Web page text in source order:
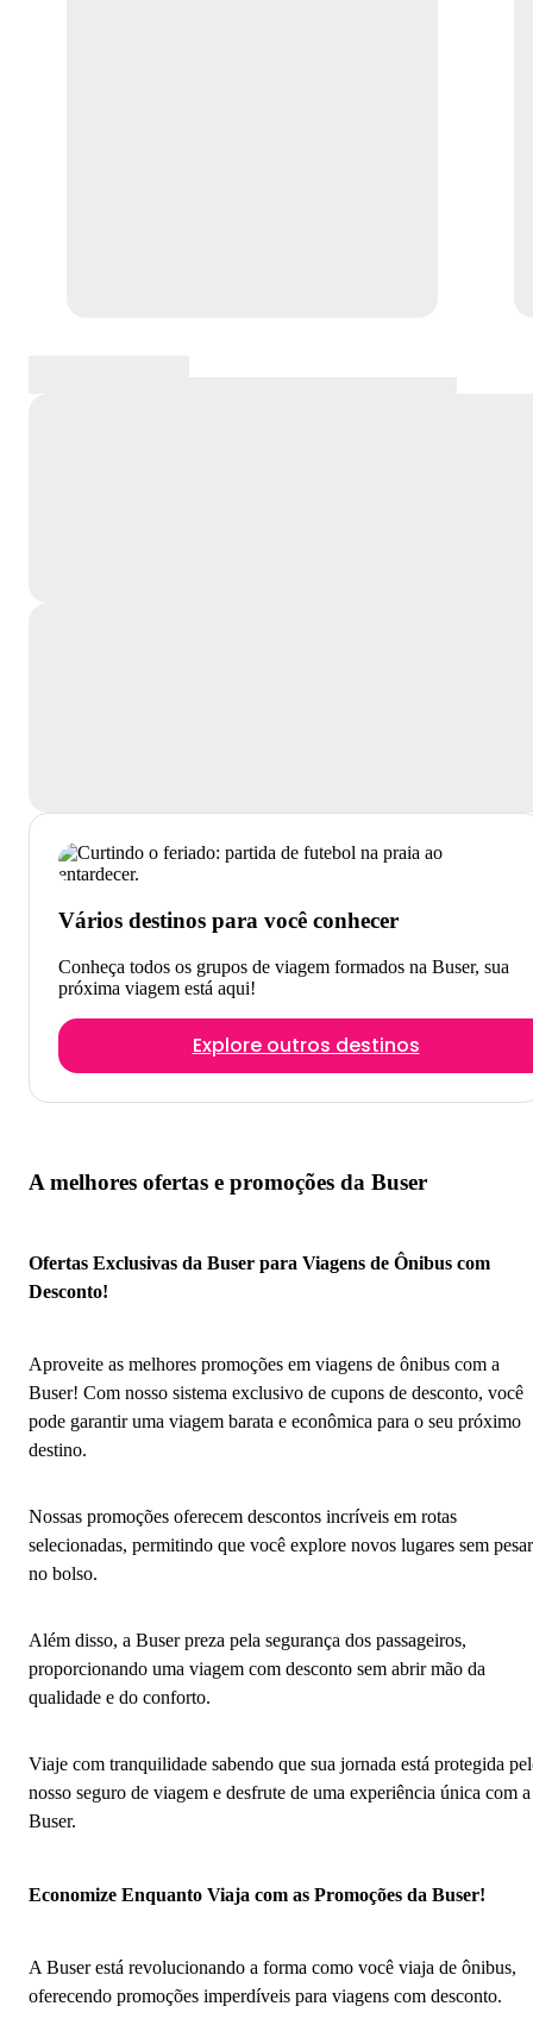
Vários destinos para você conhecer
Conheça todos os grupos de viagem formados na Buser, sua
próxima viagem está aqui!
Explore outros destinos
A melhores ofertas e promoções da Buser
Ofertas Exclusivas da Buser para Viagens de Ônibus com
Desconto!
Aproveite as melhores promoções em viagens de ônibus com a
Buser! Com nosso sistema exclusivo de cupons de desconto, você
pode garantir uma viagem barata e econômica para o seu próximo
destino.
Nossas promoções oferecem descontos incríveis em rotas
selecionadas, permitindo que você explore novos lugares sem pesar
no bolso.
Além disso, a Buser preza pela segurança dos passageiros,
proporcionando uma viagem com desconto sem abrir mão da
qualidade e do conforto.
Viaje com tranquilidade sabendo que sua jornada está protegida
nosso seguro de viagem e desfrute de uma experiência única com a
Buser.
Economize Enquanto Viaja com as Promoções da Buser!
A Buser está revolucionando a forma como você viaja de ônibus,
oferecendo promoções imperdíveis para viagens com desconto.